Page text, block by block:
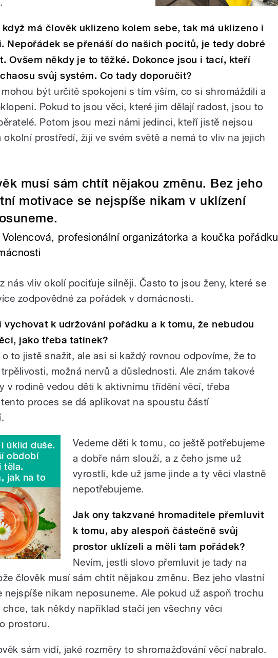
když má člověk uklizeno kolem sebe, tak má uklizeno i
Nepořádek se přenáší do našich pocitů, je tedy dobré
Ovšem někdy je to těžké. Dokonce jsou i tací, kteří
svůj systém. Co tady doporučit?
být určitě spokojeni s tím vším, co si shromáždili a
Pokud to jsou věci, které jim dělají radost, jsou to
Potom jsou mezi námi jedinci, kteří jistě nejsou
okolní prostředí, žijí ve svém světě a nemá to vliv na jejich
musí sám chtít nějakou změnu. Bez jeho
motivace se nejspíše nikam v uklízení
Volencová, profesionální organizátorka a koučka pořádku
nás vliv okolí pociťuje silněji. Často to jsou ženy, které se
zodpovědné za pořádek v domácnosti.
vychovat k udržování pořádku a k tomu, že nebudou
jako třeba tatínek?
o to jistě snažit, ale asi si každý rovnou odpovíme, že to
možná nervů a důslednosti. Ale znám takové
v rodině vedou děti k aktivnímu třídění věcí, třeba
proces se dá aplikovat na spoustu částí
úklid duše.
období
těla.
jak na to
Vedeme děti k tomu, co ještě potřebujeme
a dobře nám slouží, a z čeho jsme už
vyrostli, kde už jsme jinde a ty věci vlastně
nepotřebujeme.
Jak ony takzvané hromaditele přemluvit
k tomu, aby alespoň částečně svůj
prostor uklízeli a měli tam pořádek?
Nevím, jestli slovo přemluvit je tady na
člověk musí sám chtít nějakou změnu. Bez jeho vlastní
nejspíše nikam neposuneme. Ale pokud už aspoň trochu
chce, tak někdy například stačí jen všechny věci
prostoru.
sám vidí, jaké rozměry to shromažďování věcí nabralo.